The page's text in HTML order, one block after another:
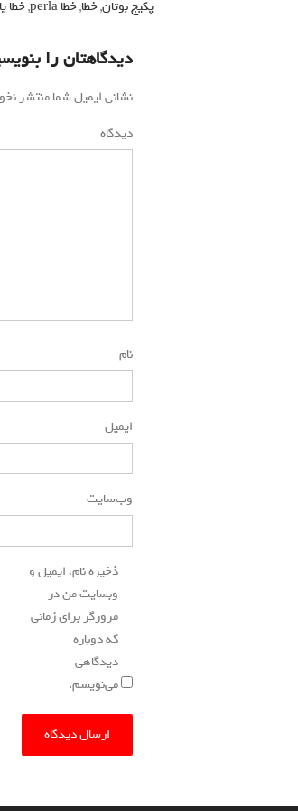
پکیج بوتان,خطا,خطا perla ,خطا
دیدگاهتان را
نشانی ایمیل شما منتشر
دیدگاه
نام
ایمیل
وب‌سایت
ذخیره نام، ایمیل و
وبسایت من در
مرورگر برای زمانی
که دوباره
دیدگاهی
می‌نویسم.